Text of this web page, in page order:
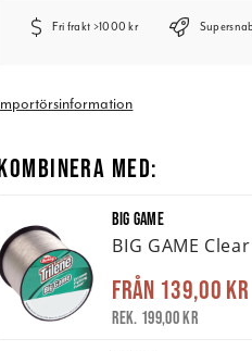
Fri frakt >1000 kr
MED:
BIG GAME
BIG GAME Clear
Från 139,00 kr
Rek. 199,00 kr